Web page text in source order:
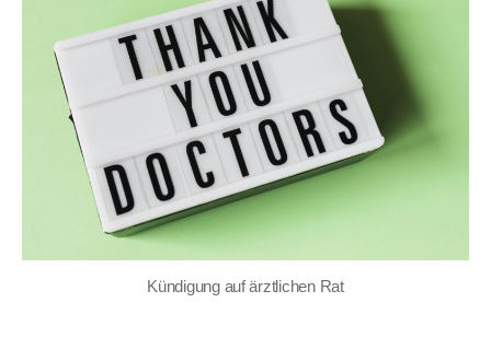
Kündigung auf ärztlichen Rat